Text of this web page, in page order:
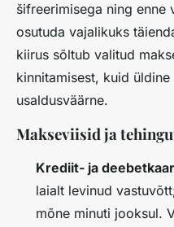
šifreerimisega ning enne
osutuda vajalikuks
kiirus sõltub valitud
kinnitamisest, kuid
usaldusväärne.
Makseviisid ja
Krediit- ja
laialt levinud
mõne minuti jooksul.